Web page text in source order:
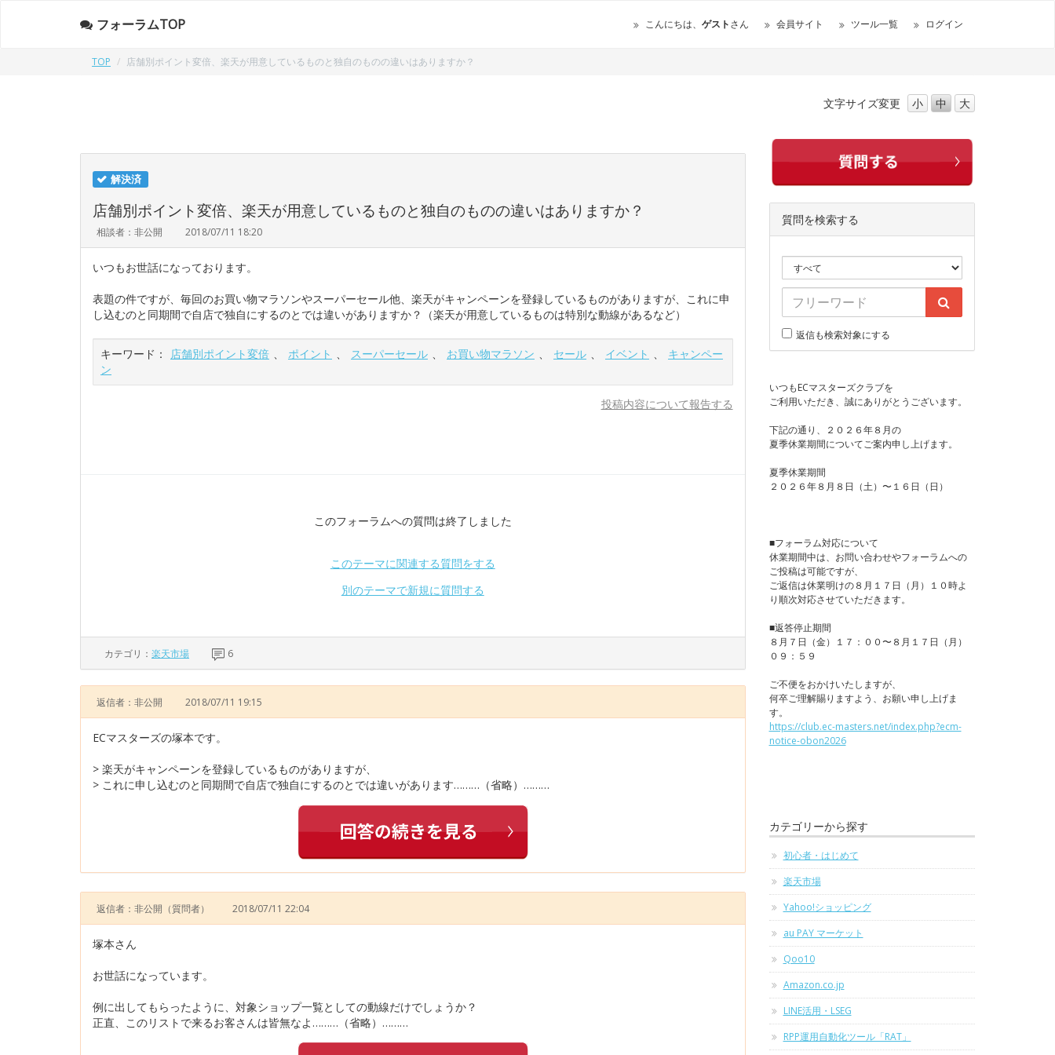
フォーラムTOP こんにちは、 ゲストさん 会員サイト ツール一覧 ログイン
TOP 店舗別ポイント変倍、楽天が用意しているものと独自のものの違いはありますか？
文字サイズ変更 小 中 大
解決済
店舗別ポイント変倍、楽天が用意しているものと独自のものの違いはありますか？
相談者：非公開 2018/07/11 18:20
いつもお世話になっております。
表題の件ですが、毎回のお買い物マラソンやスーパーセール他、楽天がキャンペーンを登録しているものがありますが、これに申
し込むのと同期間で自店で独自にするのとでは違いがありますか？（楽天が用意しているものは特別な動線があるなど）
キーワード： 店舗別ポイント変倍 、 ポイント 、 スーパーセール 、 お買い物マラソン 、 セール 、 イベント 、
キャンペー
ン
投稿内容について報告する
このフォーラムへの質問は終了しました
このテーマに関連する質問をする
別のテーマで新規に質問する
カテゴリ： 楽天市場 6
返信者：非公開 2018/07/11 19:15
ECマスターズの塚本です。
> 楽天がキャンペーンを登録しているものがありますが、
> これに申し込むのと同期間で自店で独自にするのとでは違いがあります………（省略）………
返信者：非公開 （質問者） 2018/07/11 22:04
塚本さん
お世話になっています。
例に出してもらったように、対象ショップ一覧としての動線だけでしょうか？
正直、このリストで来るお客さんは皆無なよ………（省略）………
質問を検索する
返信も検索対象にする
いつもECマスターズクラブを
ご利用いただき、誠にありがとうございます。
下記の通り、２０２６年８月の
夏季休業期間についてご案内申し上げます。
夏季休業期間
２０２６年８月８日（土）〜１６日（日）
■フォーラム対応について
休業期間中は、お問い合わせやフォーラムへの
ご投稿は可能ですが、
ご返信は休業明けの８月１７日（月）１０時よ
り順次対応させていただきます。
■返答停止期間
８月７日（金）１７：００〜８月１７日（月）
０９：５９
ご不便をおかけいたしますが、
何卒ご理解賜りますよう、お願い申し上げま
す。
https://club.ec-masters.net/index.php?ecm-
notice-obon2026
カテゴリーから探す
初心者・はじめて
楽天市場
Yahoo!ショッピング
au PAY マーケット
Qoo10
Amazon.co.jp
LINE活用・LSEG
RPP運用自動化ツール「RAT」